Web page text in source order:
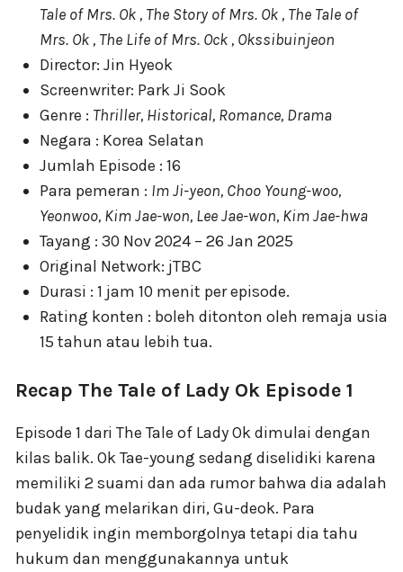
Tale of Mrs. Ok , The Story of Mrs. Ok , The Tale of
Mrs. Ok , The Life of Mrs. Ock , Okssibuinjeon
Director: Jin Hyeok
Screenwriter: Park Ji Sook
Genre : Thriller, Historical, Romance, Drama
Negara : Korea Selatan
Jumlah Episode : 16
Para pemeran : Im Ji-yeon, Choo Young-woo,
Yeonwoo, Kim Jae-won, Lee Jae-won, Kim Jae-hwa
Tayang : 30 Nov 2024 – 26 Jan 2025
Original Network: jTBC
Durasi : 1 jam 10 menit per episode.
Rating konten : boleh ditonton oleh remaja usia
15 tahun atau lebih tua.
Recap The Tale of Lady Ok Episode 1
Episode 1 dari The Tale of Lady Ok dimulai dengan
kilas balik. Ok Tae-young sedang diselidiki karena
memiliki 2 suami dan ada rumor bahwa dia adalah
budak yang melarikan diri, Gu-deok. Para
penyelidik ingin memborgolnya tetapi dia tahu
hukum dan menggunakannya untuk